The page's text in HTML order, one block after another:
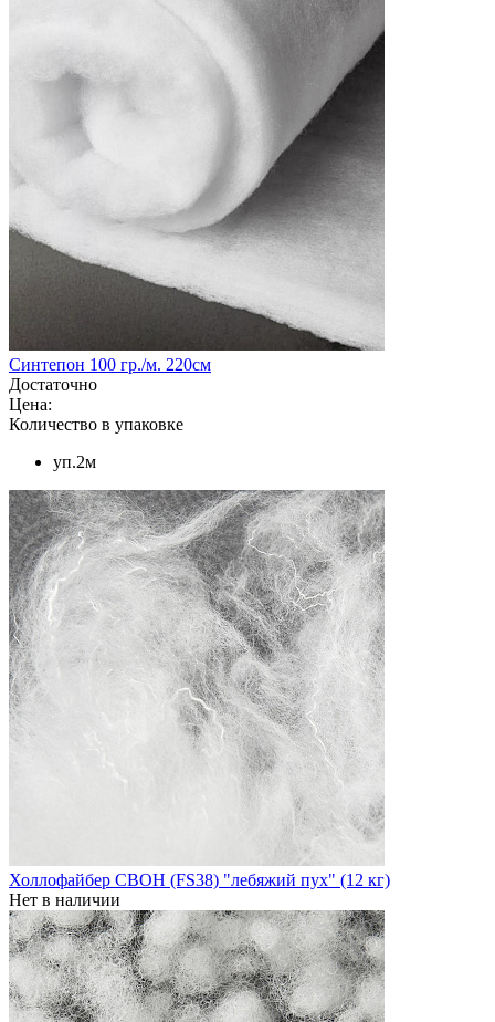
Синтепон 100 гр./м. 220см
Достаточно
Цена:
Количество в упаковке
уп.2м
Холлофайбер СВОН (FS38) "лебяжий пух" (12 кг)
Нет в наличии